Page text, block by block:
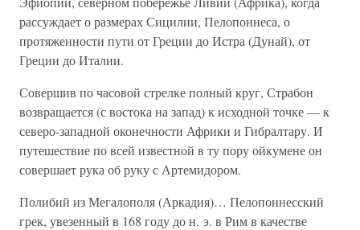
рассуждает о размерах Сицилии, Пелопоннеса, о
протяженности пути от Греции до Истра (Дунай), от
Греции до Италии.
Совершив по часовой стрелке полный круг, Страбон
возвращается (с востока на запад) к исходной точке — к
северо-западной оконечности Африки и Гибралтару. И
путешествие по всей известной в ту пору ойкумене он
совершает рука об руку с Артемидором.
Полибий из Мегалополя (Аркадия)… Пелопоннесский
грек, увезенный в 168 году до н. э. в Рим в качестве